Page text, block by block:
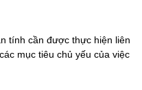
tính cần được thực hiện liên
mục tiêu chủ yếu của việc